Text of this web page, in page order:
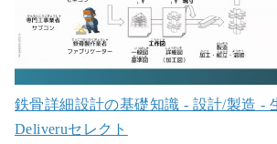
鉄骨詳細設計の基礎知識 - 設計/製造 -
Deliveruセレクト